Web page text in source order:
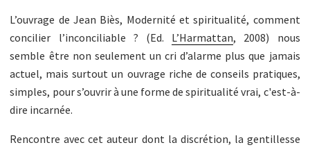
L’ouvrage de Jean Biès, Modernité et spiritualité, comment
concilier l’inconciliable ? (Ed. L’Harmattan, 2008) nous
semble être non seulement un cri d’alarme plus que jamais
actuel, mais surtout un ouvrage riche de conseils pratiques,
simples, pour s’ouvrir à une forme de spiritualité vrai, c'est-à-
dire incarnée.
Rencontre avec cet auteur dont la discrétion, la gentillesse